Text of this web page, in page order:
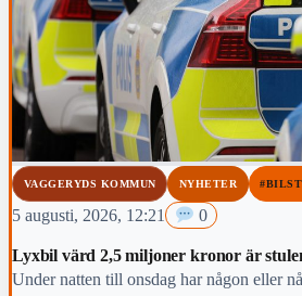
VAGGERYDS KOMMUN NYHETER
5 augusti, 2026, 12:21 0
Lyxbil värd 2,5 miljoner kronor är
Under natten till onsdag har någon eller